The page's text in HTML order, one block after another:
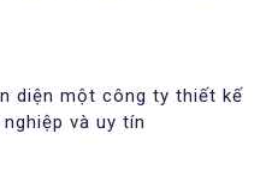
diện một công ty thiết kế
và uy tín